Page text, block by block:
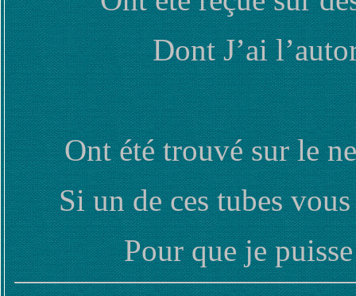
Dont J’ai
Ont été trouvé sur le
Si un de ces tubes
Pour que je